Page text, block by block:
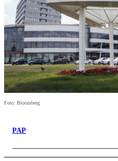
Foto: Bloomberg
PAP